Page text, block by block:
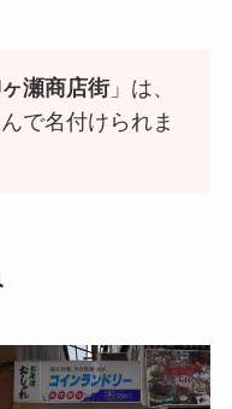
瀬商店街 」は、
で名付けられま